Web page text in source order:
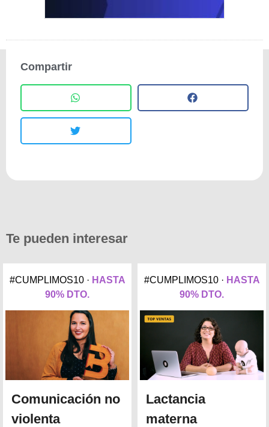
Compartir
Te pueden interesar
#CUMPLIMOS10 · HASTA
90% DTO.
Comunicación no
violenta
#CUMPLIMOS10 · HASTA
90% DTO.
Lactancia
materna